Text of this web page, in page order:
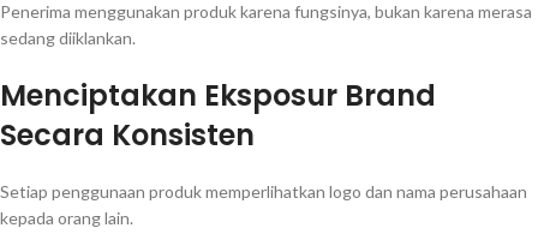
Penerima menggunakan produk karena fungsinya, bukan karena merasa
sedang diiklankan.
Menciptakan Eksposur Brand
Secara Konsisten
Setiap penggunaan produk memperlihatkan logo dan nama perusahaan
kepada orang lain.